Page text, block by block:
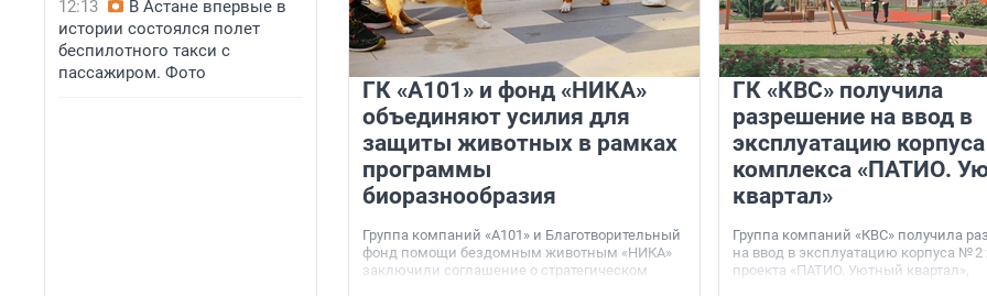
12:13
В Астане впервые в
истории состоялся полет
беспилотного такси с
пассажиром. Фото
ГК «А101» и фонд «НИКА»
объединяют усилия для
защиты животных в рамках
программы
биоразнообразия
Группа компаний «А101» и Благотворительный
фонд помощи бездомным животным «НИКА»
заключили соглашение о стратегическом
ГК «КВС» получила
разрешение на ввод в
эксплуатацию
комплекса «ПАТИО.
квартал»
Группа компаний «КВС» получила
на ввод в эксплуатацию корпуса № 2
проекта «ПАТИО. Уютный квартал»,